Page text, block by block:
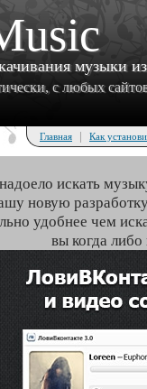
музыки
с любых
Главная | Как
искать
новую
удобнее чем
вы когда либо